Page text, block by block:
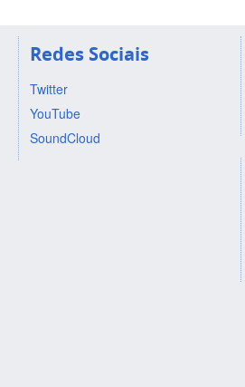
Redes Sociais
Twitter
YouTube
SoundCloud